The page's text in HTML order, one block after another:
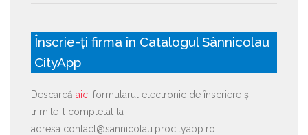
Înscrie-ți firma în Catalogul Sânnicolau
CityApp
Descarcă aici formularul electronic de înscriere și
trimite-l completat la
adresa contact@sannicolau.procityapp.ro